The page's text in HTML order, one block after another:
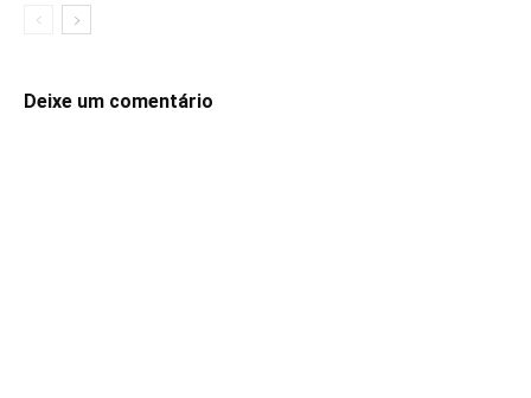
Deixe um comentário